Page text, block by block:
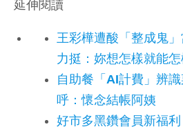
延伸閱讀
王彩樺遭酸「整成鬼
力挺：妳想怎樣就能怎
自助餐「AI計費」辨
呼：懷念結帳阿姨
好市多黑鑽會員新福